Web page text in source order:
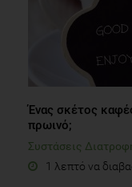
Ένας σκέτος
πρωινό;
Συστάσεις
1 λεπτό να